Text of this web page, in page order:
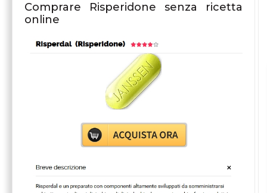
Comprare Risperidone senza ricetta
online